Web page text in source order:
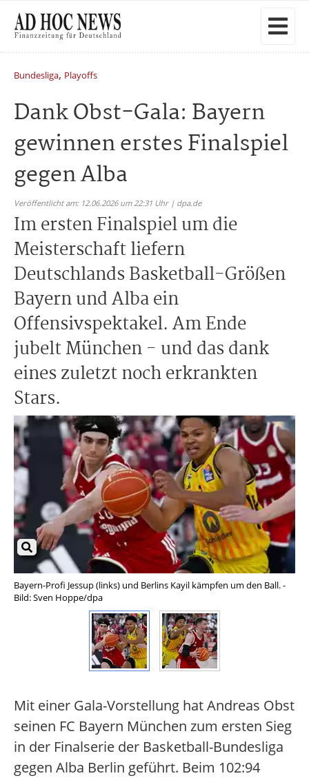
Bundesliga, Playoffs
Dank Obst-Gala: Bayern
gewinnen erstes Finalspiel
gegen Alba
Veröffentlicht am: 12.06.2026 um 22:31 Uhr | dpa.de
Im ersten Finalspiel um die
Meisterschaft liefern
Deutschlands Basketball-Größen
Bayern und Alba ein
Offensivspektakel. Am Ende
jubelt München - und das dank
eines zuletzt noch erkrankten
Stars.
Bayern-Profi Jessup (links) und Berlins Kayil kämpfen um den Ball. -
Bild: Sven Hoppe/dpa
Mit einer Gala-Vorstellung hat Andreas Obst
seinen FC Bayern München zum ersten Sieg
in der Finalserie der Basketball-Bundesliga
gegen Alba Berlin geführt. Beim 102:94